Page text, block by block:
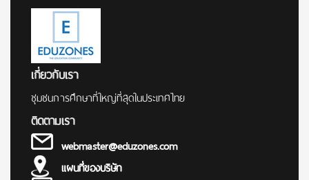
เกี่ยวกับเรา
ชุมชนการศึกษาที่ใหญ่ที่สุดในประเทศไทย
ติดตามเรา
webmaster@eduzones.com
แผนที่ของบริษัท